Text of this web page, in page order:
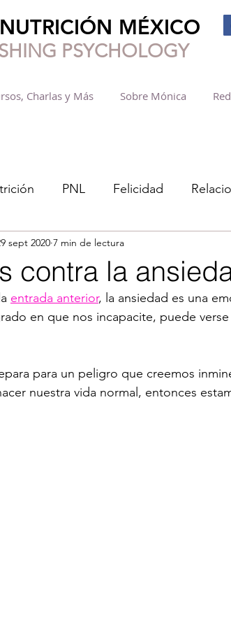
MÉXICO
PSYCHOLOGY
Charlas y Más Sobre Mónica
PNL Felicidad
contra la
sept 2020 7 min de lectura
entrada anterior, la ansiedad es una
en que nos incapacite, puede
para un peligro que creemos
nuestra vida normal, entonces